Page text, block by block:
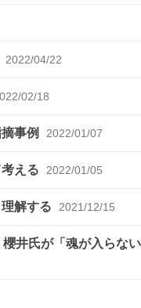
2022/04/22
02/18
事例 2022/01/07
える 2022/01/05
解する 2021/12/15
井氏が「魂が入らな